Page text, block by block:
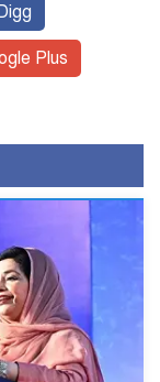
Plus